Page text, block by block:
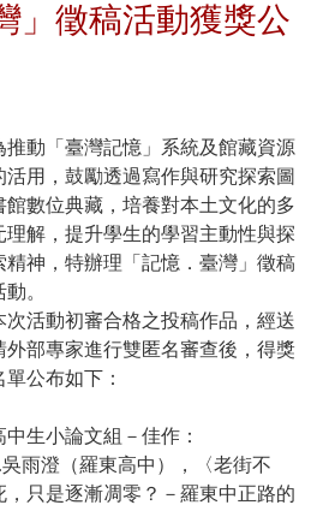
」徵稿活動獲獎公
推動「臺灣記憶」系統及館藏資源
活用，鼓勵透過寫作與研究探索圖
館數位典藏，培養對本土文化的多
理解，提升學生的學習主動性與探
精神，特辦理「記憶．臺灣」徵稿
動。
次活動初審合格之投稿作品，經送
外部專家進行雙匿名審查後，得獎
單公布如下：
中生小論文組－佳作：
吳雨澄（羅東高中），〈老街不
，只是逐漸凋零？－羅東中正路的